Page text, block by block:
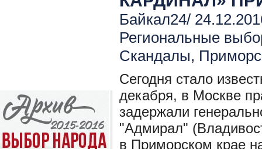
Байкал24/
Региональные
Скандалы,
Сегодня стало
декабря, в Москве
задержали
"Адмирал"
в Приморском крае